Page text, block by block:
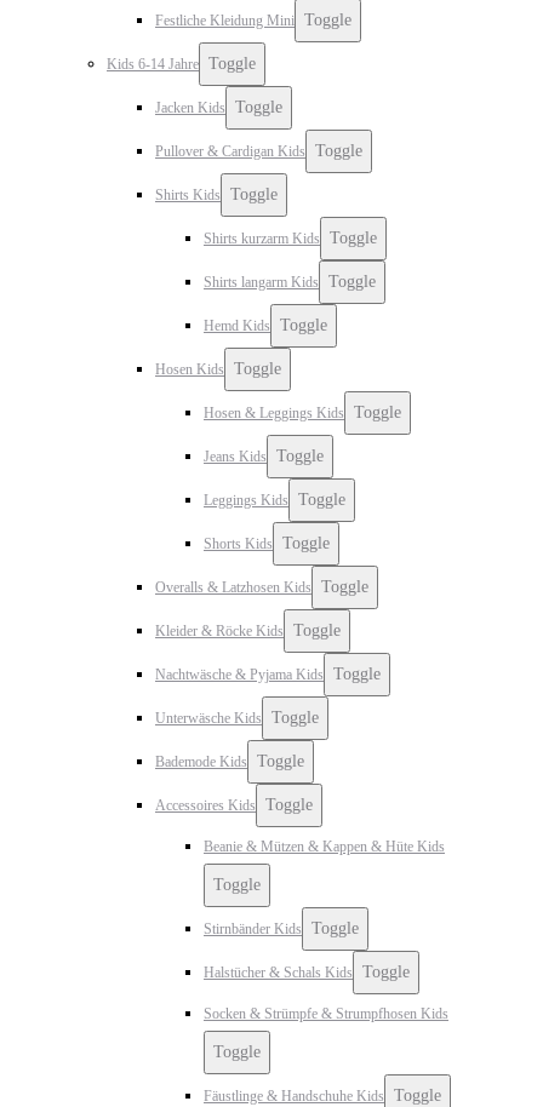
Festliche Kleidung Mini Toggle
Kids 6-14 Jahre Toggle
Jacken Kids Toggle
Pullover & Cardigan Kids Toggle
Shirts Kids Toggle
Shirts kurzarm Kids Toggle
Shirts langarm Kids Toggle
Hemd Kids Toggle
Hosen Kids Toggle
Hosen & Leggings Kids Toggle
Jeans Kids Toggle
Leggings Kids Toggle
Shorts Kids Toggle
Overalls & Latzhosen Kids Toggle
Kleider & Röcke Kids Toggle
Nachtwäsche & Pyjama Kids Toggle
Unterwäsche Kids Toggle
Bademode Kids Toggle
Accessoires Kids Toggle
Beanie & Mützen & Kappen & Hüte Kids
Toggle
Stirnbänder Kids Toggle
Halstücher & Schals Kids Toggle
Socken & Strümpfe & Strumpfhosen Kids
Toggle
Fäustlinge & Handschuhe Kids Toggle